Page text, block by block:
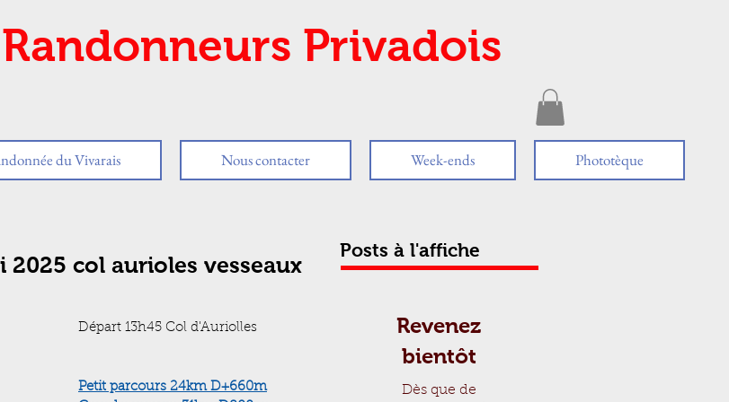
Privadois
du Vivarais Nous contacter Week-ends Phototèque
2025 col aurioles vesseaux
Départ 13h45 Col d'Auriolles
Petit parcours 24km D+660m
Posts à l'affiche
Revenez
bientôt
Dès que de